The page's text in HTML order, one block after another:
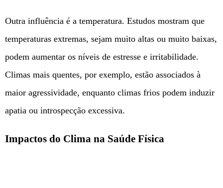
Outra influência é a temperatura. Estudos mostram que
temperaturas extremas, sejam muito altas ou muito baixas,
podem aumentar os níveis de estresse e irritabilidade.
Climas mais quentes, por exemplo, estão associados à
maior agressividade, enquanto climas frios podem induzir
apatia ou introspecção excessiva.
Impactos do Clima na Saúde Física